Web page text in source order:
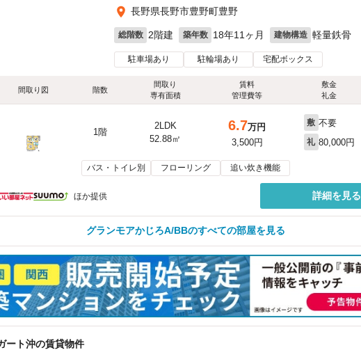
長野県長野市豊野町豊野
総階数 2階建 築年数 18年11ヶ月 建物構造 軽量鉄骨
駐車場あり 駐輪場あり 宅配ボックス
間取り図 階数
間取り
専有面積
賃料
管理費等
敷金
礼金
1階
2LDK
52.88㎡
6.7万円
3,500円
敷 不要
礼 80,000円
バス・トイレ別 フローリング 追い炊き機能
ほか提供 詳細を見る
グランモアかじろA/BBのすべての部屋を見る
ート沖の賃貸物件